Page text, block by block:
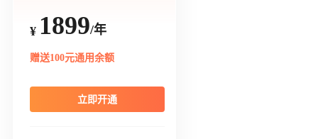
¥ 1899/年
赠送100元通用余额
立即开通